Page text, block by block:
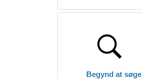
Begynd at søge